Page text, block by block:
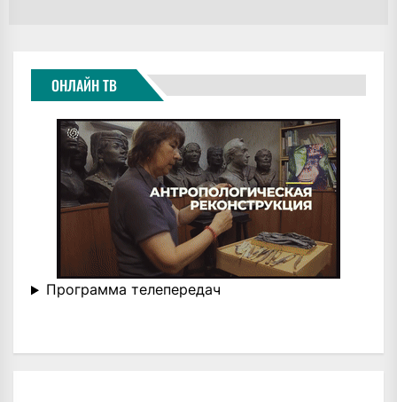
ОНЛАЙН ТВ
Программа телепередач